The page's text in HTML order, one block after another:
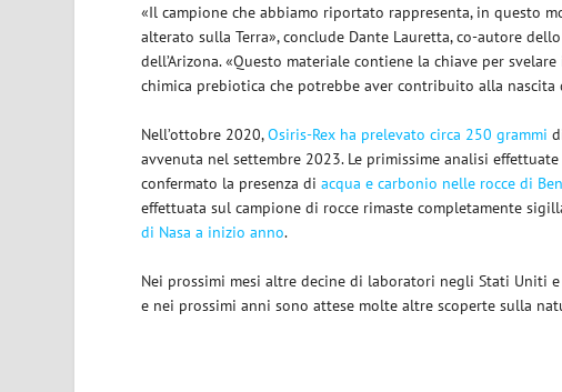
«Il campione che abbiamo riportato rappresenta, in questo
alterato sulla Terra», conclude Dante Lauretta, co-autore
dell’Arizona. «Questo materiale contiene la chiave per
chimica prebiotica che potrebbe aver contribuito alla nascita
Nell’ottobre 2020,Osiris-Rex ha prelevato circa 250 grammi
avvenuta nel settembre 2023. Le primissime analisi
confermato la presenza diacqua e carbonio nelle rocce di
effettuata sul campione di rocce rimaste completamente
di Nasa a inizio anno.
Nei prossimi mesi altre decine di laboratori negli Stati Uniti
e nei prossimi anni sono attese molte altre scoperte sulla